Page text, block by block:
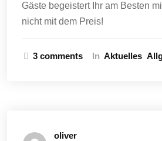
Gäste begeistert Ihr am Besten
nicht mit dem Preis!
3 comments In Aktuelles
oliver